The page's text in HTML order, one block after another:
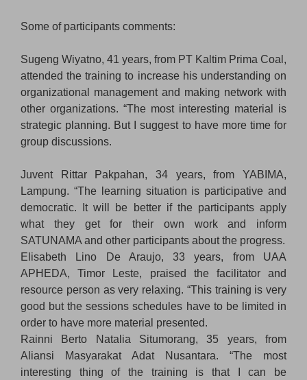
Some of participants comments:
Sugeng Wiyatno, 41 years, from PT Kaltim Prima Coal,
attended the training to increase his understanding on
organizational management and making network with
other organizations. “The most interesting material is
strategic planning. But I suggest to have more time for
group discussions.
Juvent Rittar Pakpahan, 34 years, from YABIMA,
Lampung. “The learning situation is participative and
democratic. It will be better if the participants apply
what they get for their own work and inform
SATUNAMA and other participants about the progress.
Elisabeth Lino De Araujo, 33 years, from UAA
APHEDA, Timor Leste, praised the facilitator and
resource person as very relaxing. “This training is very
good but the sessions schedules have to be limited in
order to have more material presented.
Rainni Berto Natalia Situmorang, 35 years, from
Aliansi Masyarakat Adat Nusantara. “The most
interesting thing of the training is that I can be